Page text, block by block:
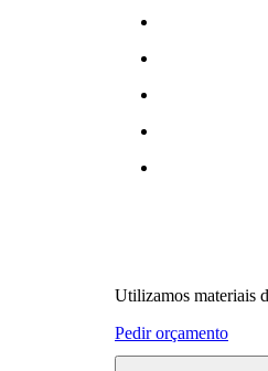
Utilizamos materiais
Pedir orçamento